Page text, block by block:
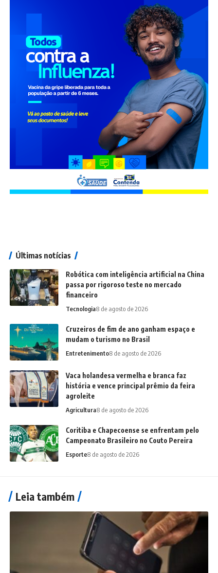
Últimas notícias
Robótica com inteligência artificial na China
passa por rigoroso teste no mercado
financeiro
Tecnologia8 de agosto de 2026
Cruzeiros de fim de ano ganham espaço e
mudam o turismo no Brasil
Entretenimento8 de agosto de 2026
Vaca holandesa vermelha e branca faz
história e vence principal prêmio da feira
agroleite
Agricultura8 de agosto de 2026
Coritiba e Chapecoense se enfrentam pelo
Campeonato Brasileiro no Couto Pereira
Esporte8 de agosto de 2026
Leia também